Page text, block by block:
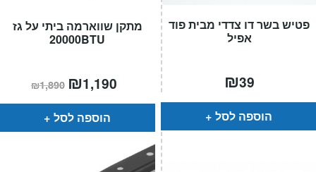
מתקן שווארמה ביתי על גז
20000BTU
₪1,890 המחיר
המקורי
היה:
₪1,890.
₪1,190
הוא:
הוספה לסל
פטיש בשר דו צדדי מבית פוד
אפיל
₪39
הוספה לסל